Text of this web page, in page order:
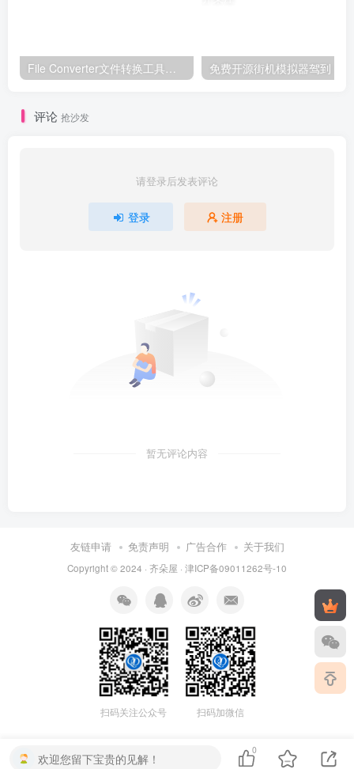
File Converter文件转换工具，让格式转换像右键一样简单！
评论 抢沙发
请登录后发表评论
登录 注册
暂无评论内容
友链申请 免责声明 广告合作 关于我们
Copyright © 2024 · 齐朵屋 · 津ICP备09011262号-10
扫码关注公众号 扫码加微信
欢迎您留下宝贵的见解！
0